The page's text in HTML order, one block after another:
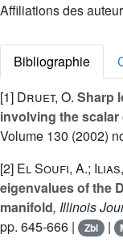
Affiliations des
Bibliographie
[1] Druet, O. Sharp
involving the
Volume 130 (2002)
[2] El Soufi, A.;
eigenvalues of the
manifold, Illinois
pp. 645-666 |
Zbl |